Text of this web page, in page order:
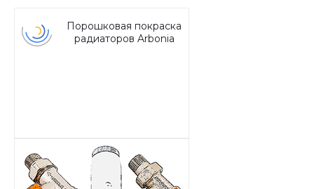
Порошковая покраска
радиаторов Arbonia